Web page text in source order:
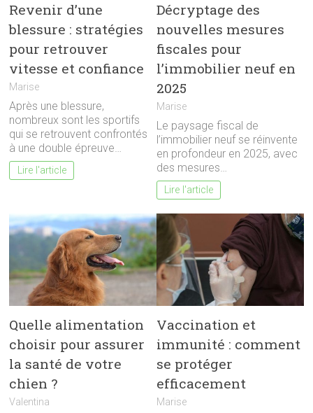
Revenir d’une
blessure : stratégies
pour retrouver
vitesse et confiance
Marise
Après une blessure,
nombreux sont les sportifs
qui se retrouvent confrontés
à une double épreuve…
Lire l'article
Décryptage des
nouvelles mesures
fiscales pour
l’immobilier neuf en
2025
Marise
Le paysage fiscal de
l’immobilier neuf se réinvente
en profondeur en 2025, avec
des mesures…
Lire l'article
Quelle alimentation
choisir pour assurer
la santé de votre
chien ?
Valentina
Vaccination et
immunité : comment
se protéger
efficacement
Marise